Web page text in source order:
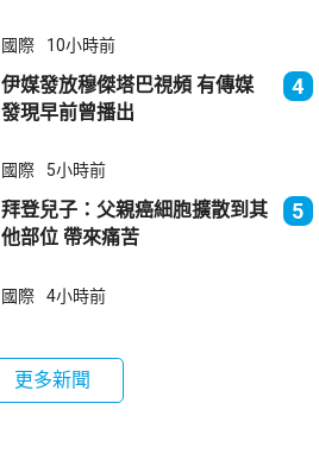
國際 10小時前
伊媒發放穆傑塔巴視頻 有傳媒
發現早前曾播出
4
國際 5小時前
拜登兒子：父親癌細胞擴散到其
他部位 帶來痛苦
5
國際 4小時前
更多新聞